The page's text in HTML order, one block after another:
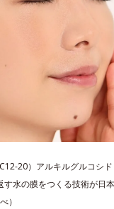
20）アルキルグルコシド
水の膜をつくる技術が日
）